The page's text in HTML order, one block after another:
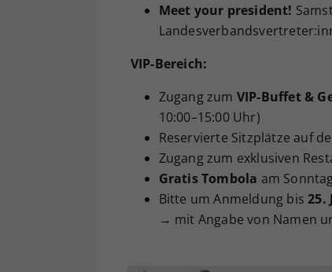
Meet your president!
VIP-Bereich:
Zugang zum VIP-Buffet &
10:00–15:00 Uhr)
Reservierte Sitzplätze auf
Zugang zum exklusiven
Gratis Tombola am
Bitte um Anmeldung bis25.
→ mit Angabe von Namen